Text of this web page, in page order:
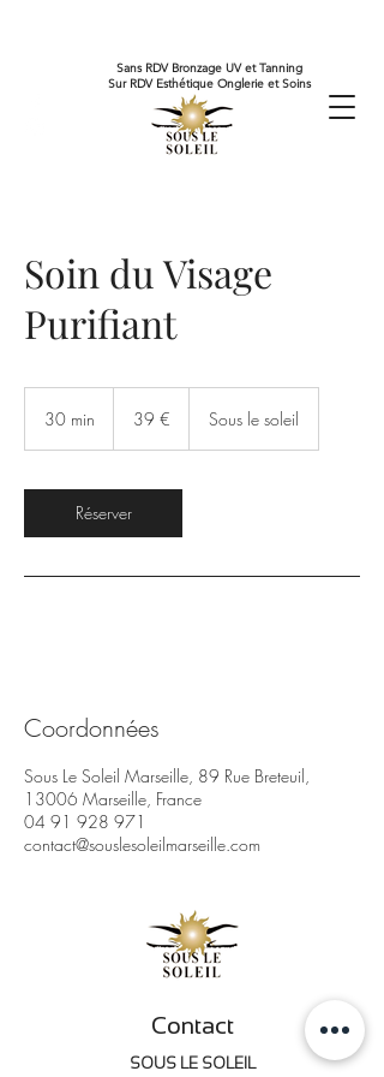
Sans RDV Bronzage UV et Tanning
Sur RDV Esthétique Onglerie et Soins
Soin du Visage
Purifiant
30 min
i
n
39 € Sous le soleil
Réserver
Coordonnées
Sous Le Soleil Marseille, 89 Rue Breteuil,
13006 Marseille, France
04 91 928 971
contact@souslesoleilmarseille.com
Contact
SOUS LE SOLEIL